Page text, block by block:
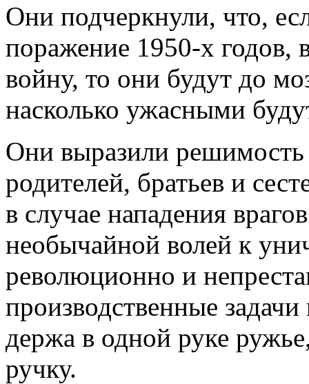
Они подчеркнули, что,
поражение 1950-х годов,
войну, то они будут до
насколько ужасными
Они выразили
родителей, братьев и
в случае нападения
необычайной волей к
революционно и
производственные
держа в одной руке
ручку.